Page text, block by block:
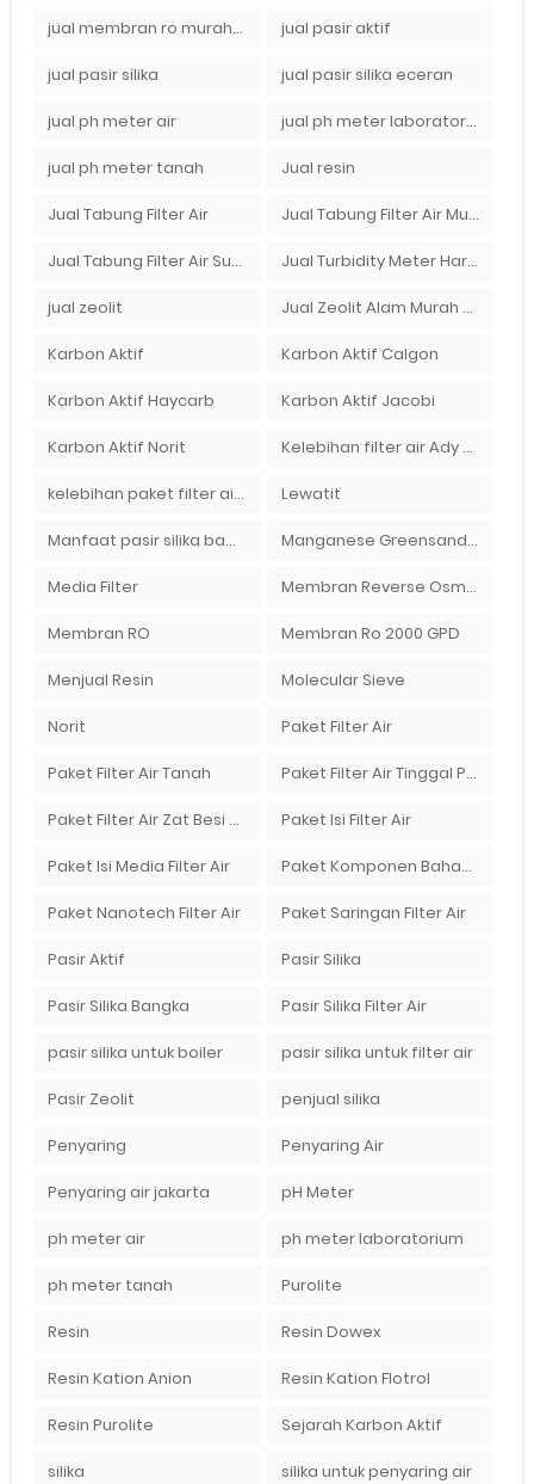
jual membran ro murah surabaya jual pasir aktif
jual pasir silika jual pasir silika eceran
jual ph meter air jual ph meter laboratorium
jual ph meter tanah Jual resin
Jual Tabung Filter Air Jual Tabung Filter Air Murah
Jual Tabung Filter Air Surabaya Jual Turbidity Meter Harga Murah Di Sulawesi
jual zeolit Jual Zeolit Alam Murah Di Surabaya
Karbon Aktif Karbon Aktif Calgon
Karbon Aktif Haycarb Karbon Aktif Jacobi
Karbon Aktif Norit Kelebihan filter air Ady Water untuk menyaring air sumur bor di rumah"
kelebihan paket filter air Ady Water Lewatit
Manfaat pasir silika bagi kehidupan Manganese Greensand Plus
Media Filter Membran Reverse Osmosis
Membran RO Membran Ro 2000 GPD
Menjual Resin Molecular Sieve
Norit Paket Filter Air
Paket Filter Air Tanah Paket Filter Air Tinggal Pasang
Paket Filter Air Zat Besi Tinggi Paket Isi Filter Air
Paket Isi Media Filter Air Paket Komponen Bahan Filter Air
Paket Nanotech Filter Air Paket Saringan Filter Air
Pasir Aktif Pasir Silika
Pasir Silika Bangka Pasir Silika Filter Air
pasir silika untuk boiler pasir silika untuk filter air
Pasir Zeolit penjual silika
Penyaring Penyaring Air
Penyaring air jakarta pH Meter
ph meter air ph meter laboratorium
ph meter tanah Purolite
Resin Resin Dowex
Resin Kation Anion Resin Kation Flotrol
Resin Purolite Sejarah Karbon Aktif
silika silika untuk penyaring air